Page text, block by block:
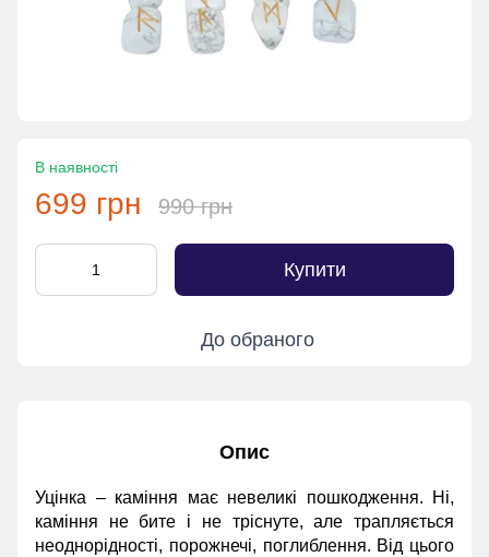
В наявності
699 грн 990 грн
Купити
До обраного
Опис
Уцінка – каміння має невеликі пошкодження. Ні,
каміння не бите і не тріснуте, але трапляється
неоднорідності, порожнечі, поглиблення. Від цього